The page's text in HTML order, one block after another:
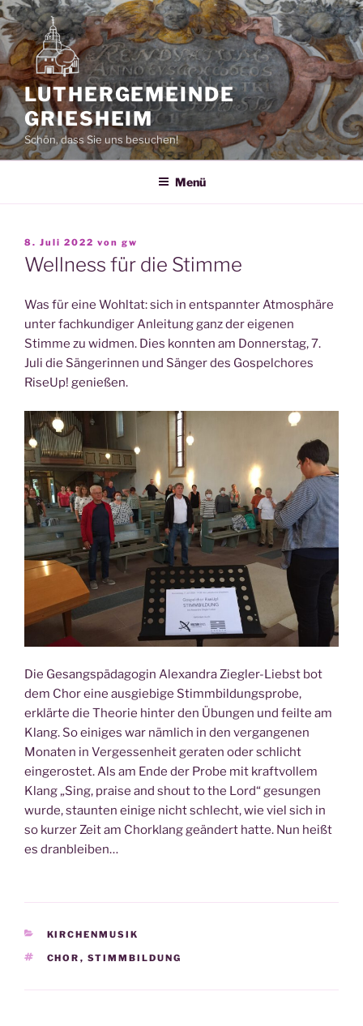
Zum
Inhalt
springen
LUTHERGEMEINDE
GRIESHEIM
Schön, dass Sie uns besuchen!
Menü
VERÖFFENTLICHT
AM
8. Juli 2022 von gw
Wellness für die Stimme
Was für eine Wohltat: sich in entspannter Atmosphäre
unter fachkundiger Anleitung ganz der eigenen
Stimme zu widmen. Dies konnten am Donnerstag, 7.
Juli die Sängerinnen und Sänger des Gospelchores
RiseUp! genießen.
Die Gesangspädagogin Alexandra Ziegler-Liebst bot
dem Chor eine ausgiebige Stimmbildungsprobe,
erklärte die Theorie hinter den Übungen und feilte am
Klang. So einiges war nämlich in den vergangenen
Monaten in Vergessenheit geraten oder schlicht
eingerostet. Als am Ende der Probe mit kraftvollem
Klang „Sing, praise and shout to the Lord“ gesungen
wurde, staunten einige nicht schlecht, wie viel sich in
so kurzer Zeit am Chorklang geändert hatte. Nun heißt
es dranbleiben…
KATEGORIEN
KIRCHENMUSIK
SCHLAGWÖRTER
CHOR , STIMMBILDUNG